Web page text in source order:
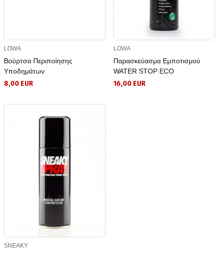
LOWA
Βούρτσα Περιποίησης
Υποδημάτων
8,00 EUR
LOWA
Παρασκεύασμα Eμποτισμού
WATER STOP ECO
16,00 EUR
SNEAKY